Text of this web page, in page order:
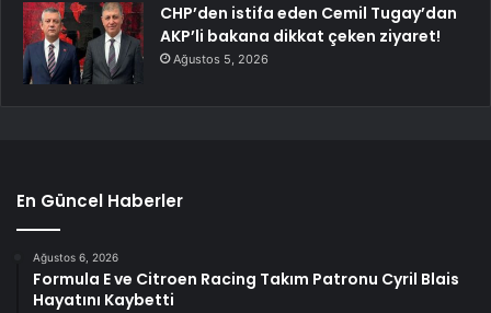
CHP’den istifa eden Cemil Tugay’dan
AKP’li bakana dikkat çeken ziyaret!
Ağustos 5, 2026
En Güncel Haberler
Ağustos 6, 2026
Formula E ve Citroen Racing Takım Patronu Cyril Blais
Hayatını Kaybetti